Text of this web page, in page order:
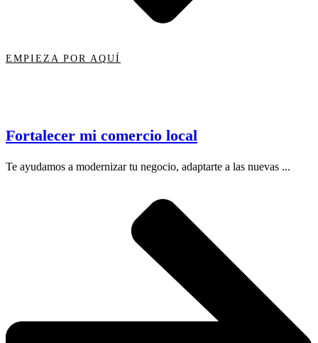
EMPIEZA POR AQUÍ
Fortalecer mi comercio local
Te ayudamos a modernizar tu negocio, adaptarte a las nuevas ...